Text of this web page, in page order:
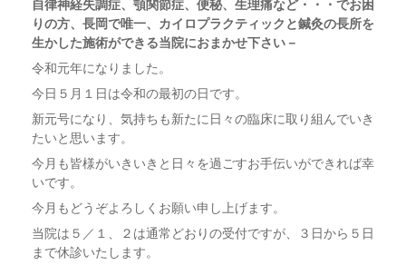
自律神経失調症、顎関節症、便秘、生理痛など・・・でお困
りの方、長岡で唯一、カイロプラクティックと鍼灸の長所を
生かした施術ができる当院におまかせ下さい－
令和元年になりました。
今日５月１日は令和の最初の日です。
新元号になり、気持ちも新たに日々の臨床に取り組んでいき
たいと思います。
今月も皆様がいきいきと日々を過ごすお手伝いができれば幸
いです。
今月もどうぞよろしくお願い申し上げます。
当院は５／１、２は通常どおりの受付ですが、３日から５日
まで休診いたします。